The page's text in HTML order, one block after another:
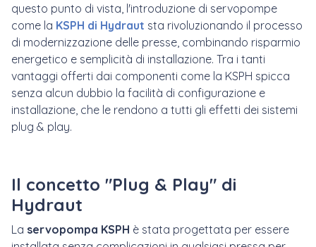
questo punto di vista, l'introduzione di servopompe
come la KSPH di Hydraut sta rivoluzionando il processo
di modernizzazione delle presse, combinando risparmio
energetico e semplicità di installazione. Tra i tanti
vantaggi offerti dai componenti come la KSPH spicca
senza alcun dubbio la facilità di configurazione e
installazione, che le rendono a tutti gli effetti dei sistemi
plug & play.
Il concetto "Plug & Play" di
Hydraut
La servopompa KSPH è stata progettata per essere